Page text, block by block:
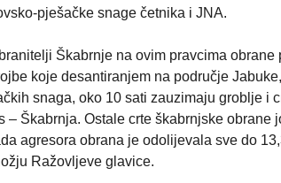
pješačke snage četnika i JNA.
Škabrnje na ovim pravcima
koje desantiranjem na područje
snaga, oko 10 sati zauzimaju groblje i
– Škabrnja. Ostale crte škabrnjske
agresora obrana je odolijevala sve do
Ražovljeve glavice.